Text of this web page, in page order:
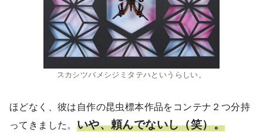
スカシツバメシジミタテハというらしい。
ほどなく、彼は自作の昆虫標本作品をコンテナ２つ分持
ってきました。 いや、頼んでないし（笑）。